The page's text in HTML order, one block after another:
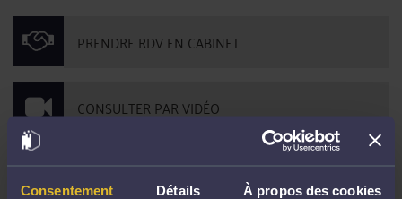
Consentement Détails À propos des cookies
PRENDRE RDV EN CABINET
CONSULTER PAR VIDÉO
CONSULTER PAR TÉLÉPHONE